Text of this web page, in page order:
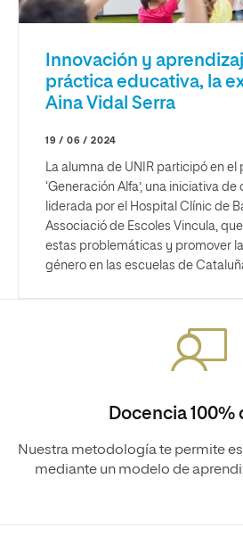
Innovación y
práctica educativa, la
Aina Vidal Serra
19 / 06 / 2024
La alumna de UNIR participó en el
‘Generación Alfa’, una iniciativa
liderada por el Hospital Clínic de
Associació de Escoles Vincula,
estas problemáticas y promover
género en las escuelas de
Docencia 100%
Nuestra metodología te permite
mediante un modelo de